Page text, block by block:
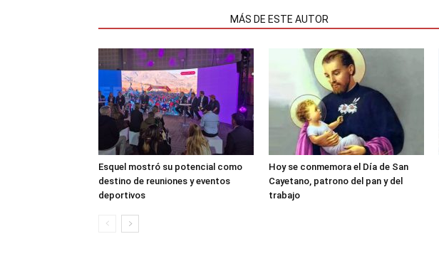
MÁS DE ESTE AUTOR
Esquel mostró su potencial como
destino de reuniones y eventos
deportivos
Hoy se conmemora el Día de San
Cayetano, patrono del pan y del
trabajo